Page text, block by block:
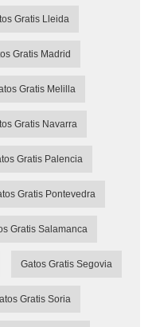
Gratis Lleida
Gratis Madrid
Gratis Melilla
Gratis Navarra
Gratis Palencia
Gratis Pontevedra
Gratis Salamanca
Gatos Gratis Segovia
Gratis Soria